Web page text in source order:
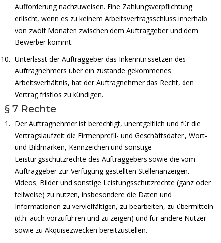
Aufforderung nachzuweisen. Eine Zahlungsverpflichtung
erlischt, wenn es zu keinem Arbeitsvertragsschluss innerhalb
von zwölf Monaten zwischen dem Auftraggeber und dem
Bewerber kommt.
Unterlässt der Auftraggeber das Inkenntnissetzen des
Auftragnehmers über ein zustande gekommenes
Arbeitsverhältnis, hat der Auftragnehmer das Recht, den
Vertrag fristlos zu kündigen.
§ 7 Rechte
Der Auftragnehmer ist berechtigt, unentgeltlich und für die
Vertragslaufzeit die Firmenprofil- und Geschäftsdaten, Wort-
und Bildmarken, Kennzeichen und sonstige
Leistungsschutzrechte des Auftraggebers sowie die vom
Auftraggeber zur Verfügung gestellten Stellenanzeigen,
Videos, Bilder und sonstige Leistungsschutzrechte (ganz oder
teilweise) zu nutzen, insbesondere die Daten und
Informationen zu vervielfältigen, zu bearbeiten, zu übermitteln
(d.h. auch vorzuführen und zu zeigen) und für andere Nutzer
sowie zu Akquisezwecken bereitzustellen.